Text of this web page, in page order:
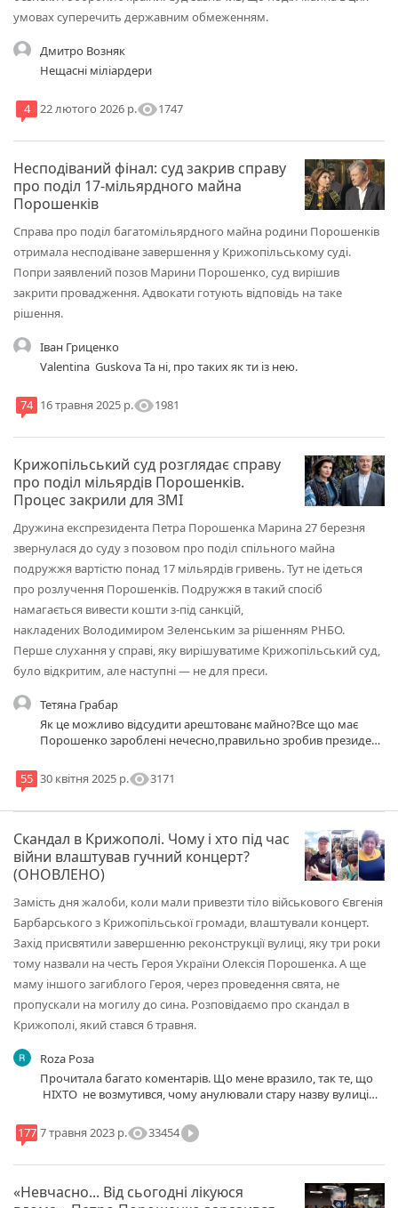
умовах суперечить державним обмеженням.
Дмитро Возняк
Нещасні міліардери
4 22 лютого 2026 р.visibility1747
Несподіваний фінал: суд закрив справу
про поділ 17-мільярдного майна
Порошенків
Справа про поділ багатомільярдного майна родини Порошенків
отримала несподіване завершення у Крижопільському суді.
Попри заявлений позов Марини Порошенко, суд вирішив
закрити провадження. Адвокати готують відповідь на таке
рішення.
Іван Гриценко
Valentina Guskova Та ні, про таких як ти із нею.
74 16 травня 2025 р.visibility1981
Крижопільський суд розглядає справу
про поділ мільярдів Порошенків.
Процес закрили для ЗМІ
Дружина експрезидента Петра Порошенка Марина 27 березня
звернулася до суду з позовом про поділ спільного майна
подружжя вартістю понад 17 мільярдів гривень. Тут не ідеться
про розлучення Порошенків. Подружжя в такий спосіб
намагається вивести кошти з-під санкцій,
накладених Володимиром Зеленським за рішенням РНБО.
Перше слухання у справі, яку вирішуватиме Крижопільський суд,
було відкритим, але наступні — не для преси.
Тетяна Грабар
Як це можливо відсудити арештованє майно?Все що має
Порошенко зароблені нечесно,правильно зробив президент
55 30 квітня 2025 р.visibility3171
Скандал в Крижополі. Чому і хто під час
війни влаштував гучний концерт?
(ОНОВЛЕНО)
Замість дня жалоби, коли мали привезти тіло військового Євгенія
Барбарського з Крижопільської громади, влаштували концерт.
Захід присвятили завершенню реконструкції вулиці, яку три роки
тому назвали на честь Героя України Олексія Порошенка. А ще
маму іншого загиблого Героя, через проведення свята, не
пропускали на могилу до сина. Розповідаємо про скандал в
Крижополі, який стався 6 травня.
Roza Роза
Прочитала багато коментарів. Що мене вразило, так те, що
НІХТО не возмутився, чому анулювали стару назву вулиці
незалежність України !!! І перейменували на честь батька 5-
го президента України. Так, Петро Порошенко дуууже
багато піару, навіть якщо він робить добро! Нащо ? Адже
177 7 травня 2023 р.visibility33454play_circle_filled
«Невчасно... Від сьогодні лікуюся